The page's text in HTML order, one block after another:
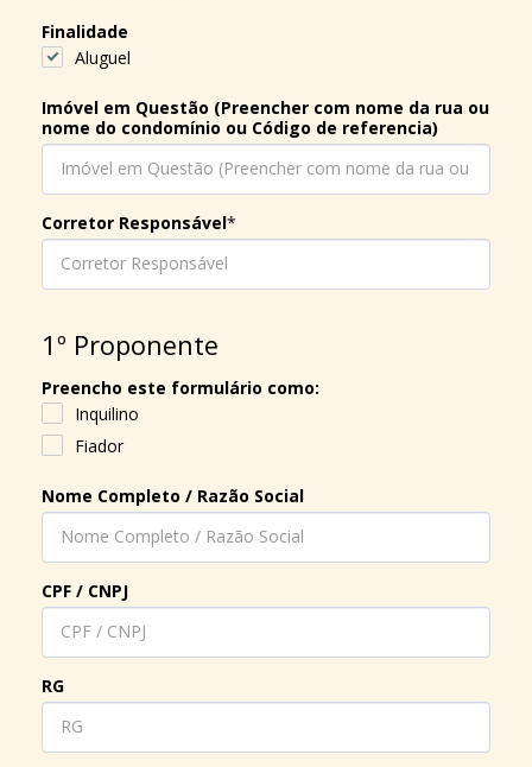
Finalidade
Aluguel
Imóvel em Questão (Preencher com nome da rua ou
nome do condomínio ou Código de referencia)
Corretor Responsável*
1º Proponente
Preencho este formulário como:
Inquilino
Fiador
Nome Completo / Razão Social
CPF / CNPJ
RG